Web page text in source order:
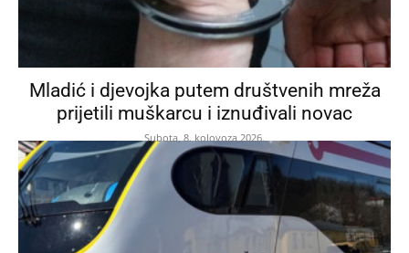
Mladić i djevojka putem društvenih mreža
prijetili muškarcu i iznuđivali novac
Subota, 8. kolovoza 2026.